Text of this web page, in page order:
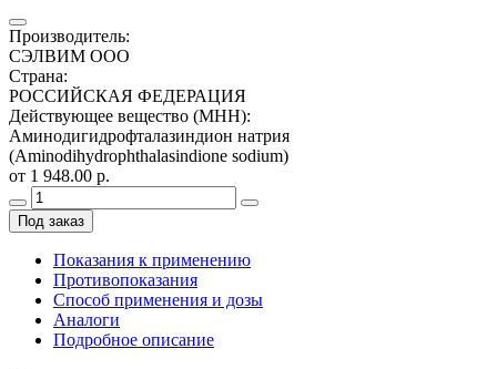
Производитель:
СЭЛВИМ ООО
Страна:
РОССИЙСКАЯ ФЕДЕРАЦИЯ
Действующее вещество (МНН):
Аминодигидрофталазиндион натрия
(Aminodihydrophthalasindione sodium)
от 1 948.00 р.
Под заказ
Показания к применению
Противопоказания
Способ применения и дозы
Аналоги
Подробное описание